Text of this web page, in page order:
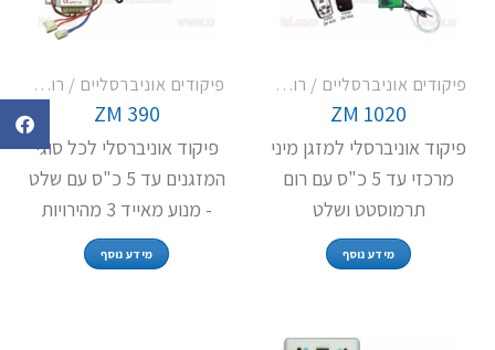
פיקודים אוניברסליים / רום תרמוסטט
ZM 1020
פיקוד אוניברסלי למזגן מיני
מרכזי עד 5 כ"ס עם רום
תרמוסטט ושלט
מידע נוסף
פיקודים אוניברסליים / רום תרמוסטט
ZM 390
פיקוד אוניברסלי לכל סוגי
המזגנים עד 5 כ"ס עם שלט
- מנוע מאייד 3 מהירויות
מידע נוסף